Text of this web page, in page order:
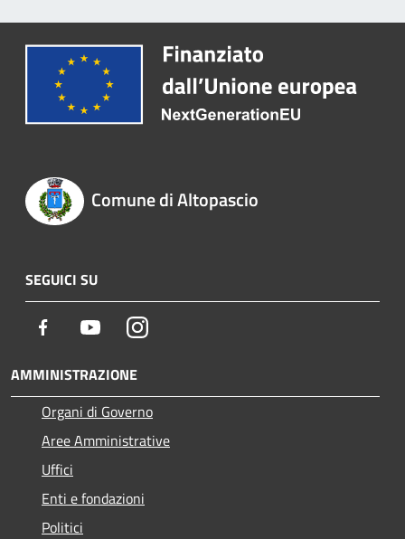
Comune di Altopascio
SEGUICI SU
Facebook YoutubeInstagram
AMMINISTRAZIONE
Organi di Governo
Aree Amministrative
Uffici
Enti e fondazioni
Politici